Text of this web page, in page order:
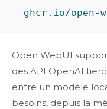
Open WebUI
des API OpenAI
entre un modèle
besoins, depuis la